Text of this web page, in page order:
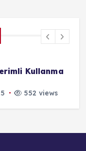
Kullanma
552 views